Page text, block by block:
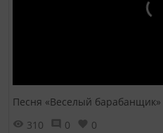
Песня «Веселый барабанщик»
310
0 0